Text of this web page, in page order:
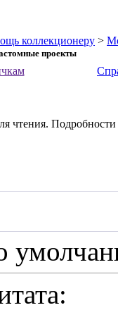
коллекционеру >
проекты
чтения.